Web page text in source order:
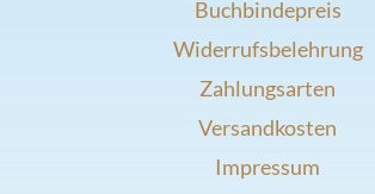
Buchbindepreis
Widerrufsbelehrung
Zahlungsarten
Versandkosten
Impressum